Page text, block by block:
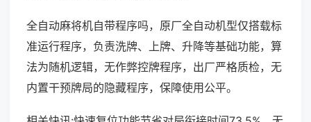
全自动麻将机自带程序吗，原厂全自动机型仅搭载标
准运行程序，负责洗牌、上牌、升降等基础功能，算
法为随机逻辑，无作弊控牌程序，出厂严格质检，无
内置干预牌局的隐藏程序，保障使用公平。